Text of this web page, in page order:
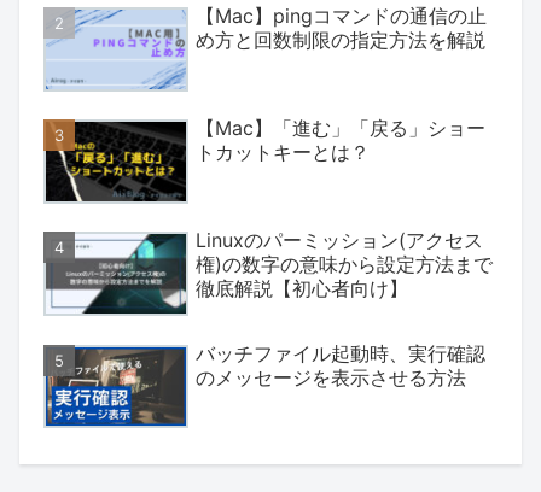
【Mac】pingコマンドの通信の止
め方と回数制限の指定方法を解説
【Mac】「進む」「戻る」ショー
トカットキーとは？
Linuxのパーミッション(アクセス
権)の数字の意味から設定方法まで
徹底解説【初心者向け】
バッチファイル起動時、実行確認
のメッセージを表示させる方法